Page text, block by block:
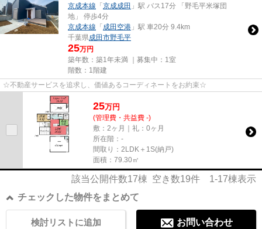
京成本線 「京成成田 」駅 バス17分 「野毛平米塚団
地」 停歩4分
京成本線 「成田空港 」駅 車20分 9.4km
千葉県成田市野毛平
25万円
築年数：築1年未満 ｜募集中： 1室
階数：1階建
☆不動産サービスを追求し、価値あるコーディネートをお約束☆
25万円
(管理費・共益費 -)
敷：2ヶ月｜礼：0ヶ月
所在階：-
間取り：2LDK＋1S(納戸)
面積：79.30㎡
該当公開件数17棟 空き数19件 1-17棟表示
チェックした物件をまとめて
お問い合わせ
検討リストに追加